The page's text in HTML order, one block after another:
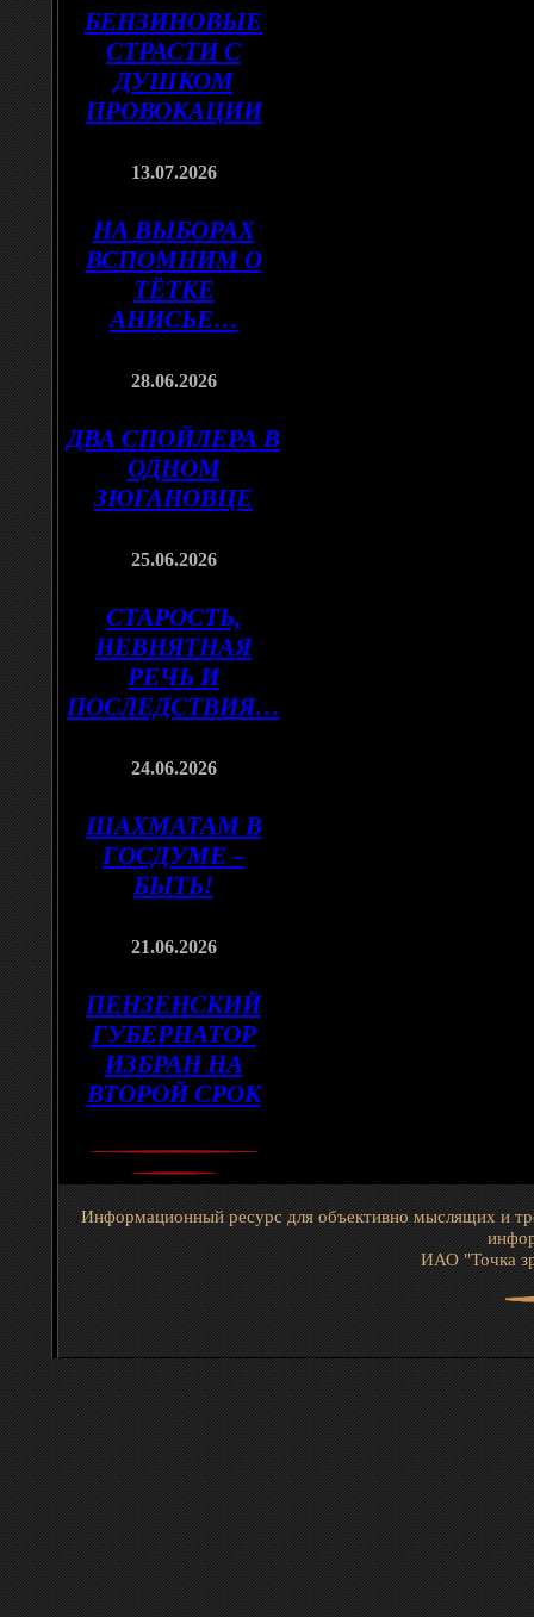
БЕНЗИНОВЫЕ
СТРАСТИ С
ДУШКОМ
ПРОВОКАЦИИ
13.07.2026
НА ВЫБОРАХ
ВСПОМНИМ О
ТЁТКЕ
АНИСЬЕ…
28.06.2026
ДВА СПОЙЛЕРА В
ОДНОМ
ЗЮГАНОВЦЕ
25.06.2026
СТАРОСТЬ,
НЕВНЯТНАЯ
РЕЧЬ И
ПОСЛЕДСТВИЯ…
24.06.2026
ШАХМАТАМ В
ГОСДУМЕ –
БЫТЬ!
21.06.2026
ПЕНЗЕНСКИЙ
ГУБЕРНАТОР
ИЗБРАН НА
ВТОРОЙ СРОК
Информационный ресурс для объективно мыслящих и
ИАО "Точка